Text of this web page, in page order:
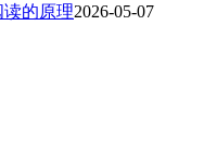
的原理2026-05-07